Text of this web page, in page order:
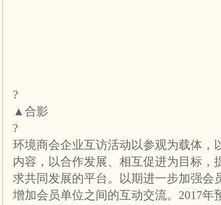
?
▲合影
?
环境商会企业互访活动以参观为载体，
内容，以合作发展、相互促进为目标，
求共同发展的平台。以期进一步加强会
增加会员单位之间的互动交流。2017年